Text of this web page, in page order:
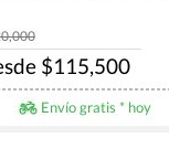
$115,500
Envío gratis * hoy